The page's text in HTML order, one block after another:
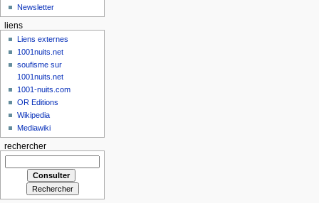
Newsletter
liens
Liens externes
1001nuits.net
soufisme sur
1001nuits.net
1001-nuits.com
OR Editions
Wikipedia
Mediawiki
rechercher